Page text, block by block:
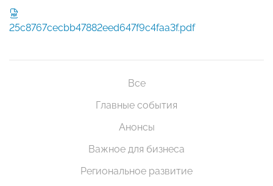
25c8767cecbb47882eed647f9c4faa3f.pdf
Все
Главные события
Анонсы
Важное для бизнеса
Региональное развитие